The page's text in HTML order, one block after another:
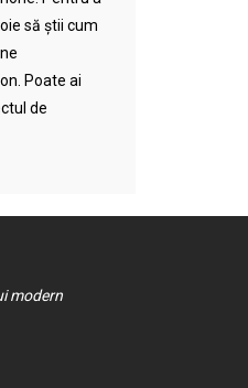
să știi cum
Poate ai
de
modern